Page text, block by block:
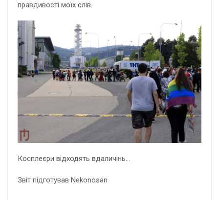
правдивості моїх слів.
Косплеєри відходять вдаличінь…
Звіт підготував Nekonosan